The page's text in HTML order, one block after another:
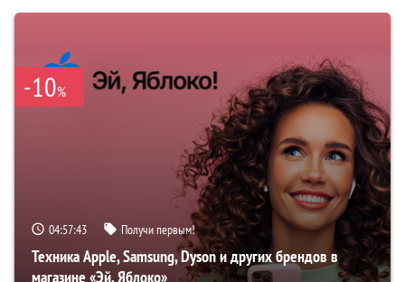
-10%
04:57:42 Получи первым!
Техника Apple, Samsung, Dyson и других брендов в
магазине «Эй, Яблоко»